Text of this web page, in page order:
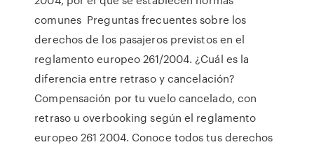
comunes Preguntas frecuentes sobre los
derechos de los pasajeros previstos en el
reglamento europeo 261/2004. ¿Cuál es la
diferencia entre retraso y cancelación?
Compensación por tu vuelo cancelado, con
retraso u overbooking según el reglamento
europeo 261 2004. Conoce todos tus derechos